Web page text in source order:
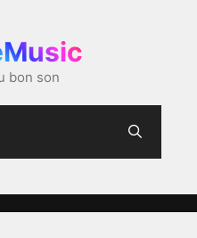
bon son